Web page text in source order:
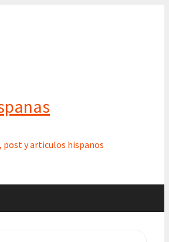
post y articulos hispanos